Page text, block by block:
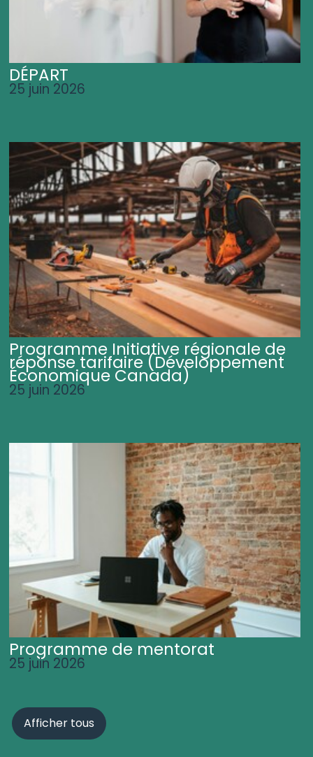
DÉPART
25 juin 2026
Programme Initiative régionale de
réponse tarifaire (Développement
Économique Canada)
25 juin 2026
Programme de mentorat
25 juin 2026
Afficher tous